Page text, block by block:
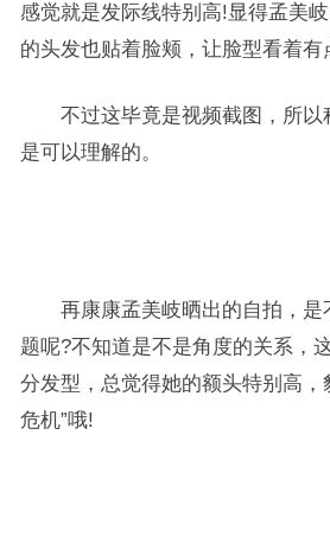
感觉就是发际线特别高!显得孟美
的头发也贴着脸颊，让脸型看着有
不过这毕竟是视频截图，所以
是可以理解的。
再康康孟美岐晒出的自拍，是
题呢?不知道是不是角度的关系，
分发型，总觉得她的额头特别高，
危机”哦!